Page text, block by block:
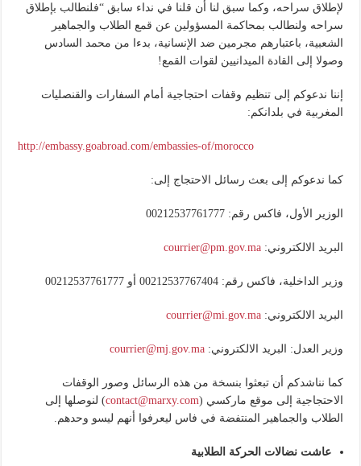
لإطلاق سراحه، وكما سبق لنا أن قلنا في نداء سابق “فلنطالب بإطلاق
سراحه ولنطالب بمحاكمة المسؤولين عن قمع الطلاب والجماهير
الشعبية، باعتبارهم مجرمين ضد الإنسانية، بدءا من محمد السادس
وصولا إلى القادة الميدانيين لقوات القمع!
إننا ندعوكم إلى تنظيم وقفات احتجاجية أمام السفارات والقنصليات
المغربية في بلدانكم:
http://embassy.goabroad.com/embassies-of/morocco
كما ندعوكم إلى بعث رسائل الاحتجاج إلى:
الوزير الأول، فاكس رقم: 00212537761777
البريد الالكتروني:courrier@pm.gov.ma
وزير الداخلية، فاكس رقم: 00212537767404 أو 00212537761777
البريد الالكتروني:courrier@mi.gov.ma
وزير العدل: البريد الالكتروني:courrier@mj.gov.ma
كما نناشدكم أن تبعثوا بنسخة من هذه الرسائل وصور الوقفات
الاحتجاجية إلى موقع ماركسي (contact@marxy.com) لنوصلها إلى
الطلاب والجماهير المنتفضة في فاس ليعرفوا أنهم ليسو وحدهم.
عاشت نضالات الحركة الطلابية